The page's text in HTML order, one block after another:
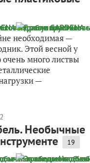
необходимая —
Этой весной у
много листвы
—
Необычные
19